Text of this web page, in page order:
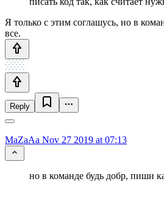
Я только с этим соглашусь, но в
все.
Reply
MaZaAa Nov 27 2019 at 07:13
но в команде будь добр, пиши